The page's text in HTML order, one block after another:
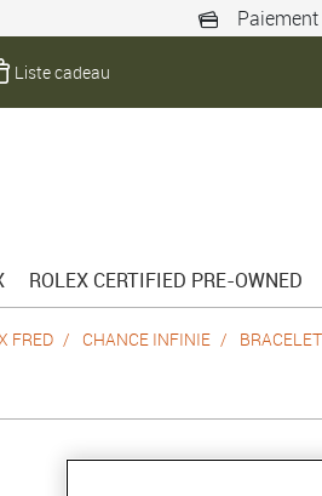
Liste cadeau
ROLEX CERTIFIED PRE-OWNED
FRED CHANCE INFINIE